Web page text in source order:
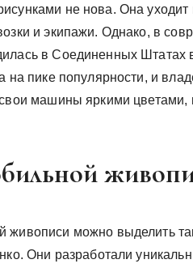
не нова. Она
и экипажи. Однако, в
в Соединенных Штатах
на пике популярности, и
машины яркими цветами,
живописи можно выделить
Они разработали